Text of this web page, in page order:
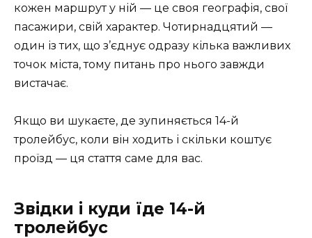
кожен маршрут у ній — це своя географія, свої
пасажири, свій характер. Чотирнадцятий —
один із тих, що з’єднує одразу кілька важливих
точок міста, тому питань про нього завжди
вистачає.
Якщо ви шукаєте, де зупиняється 14-й
тролейбус, коли він ходить і скільки коштує
проїзд — ця стаття саме для вас.
Звідки і куди їде 14-й
тролейбус